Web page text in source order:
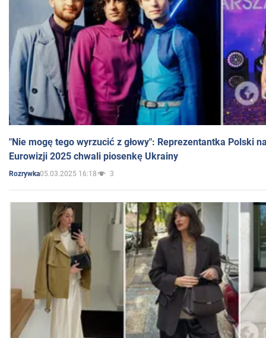
"Nie mogę tego wyrzucić z głowy": Reprezentantka Polski
Eurowizji 2025 chwali piosenkę Ukrainy
Rozrywka05.03.2025 16:18 3